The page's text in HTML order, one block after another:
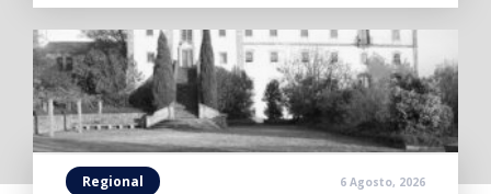
Regional 6 Agosto, 2026